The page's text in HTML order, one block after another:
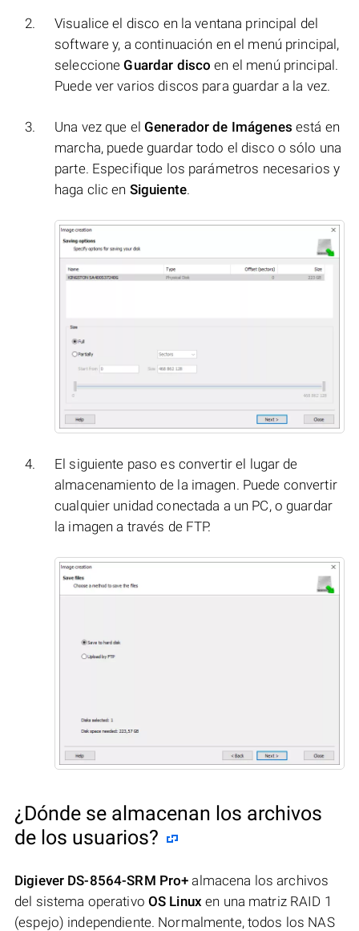
Visualice el disco en la ventana principal del
software y, a continuación en el menú principal,
seleccioneGuardar disco en el menú principal.
Puede ver varios discos para guardar a la vez.
Una vez que el Generador de Imágenes está en
marcha, puede guardar todo el disco o sólo una
parte. Especifique los parámetros necesarios y
haga clic en Siguiente.
El siguiente paso es convertir el lugar de
almacenamiento de la imagen. Puede convertir
cualquier unidad conectada a un PC, o guardar
la imagen a través de FTP.
¿Dónde se almacenan los archivos
de los usuarios?
Digiever DS-8564-SRM Pro+ almacena los archivos
del sistema operativo OS Linux en una matriz RAID 1
(espejo) independiente. Normalmente, todos los NAS